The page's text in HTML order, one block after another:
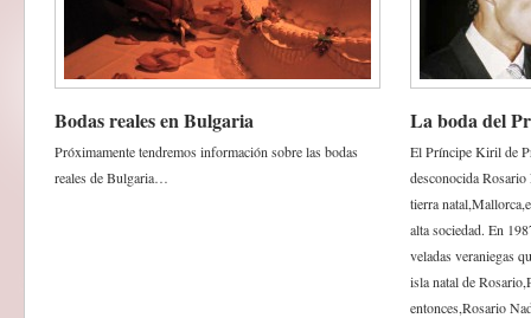
Bodas reales en Bulgaria
Próximamente tendremos información sobre las bodas
reales de Bulgaria…
La boda del
El Príncipe Kiril de
desconocida
tierra
alta sociedad. En
veladas veraniegas
isla natal de
entonces,Rosario